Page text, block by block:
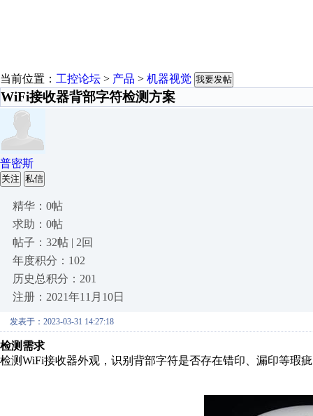
当前位置： 工控论坛 > 产品 > 机器视觉 我要发帖
WiFi接收器背部字符检测方案
普密斯
关注 私信
精华：0帖
求助：0帖
帖子：32帖 | 2回
年度积分：102
历史总积分：201
注册：2021年11月10日
发表于：2023-03-31 14:27:18
检测需求
检测WiFi接收器外观，识别背部字符是否存在错印、漏印等瑕